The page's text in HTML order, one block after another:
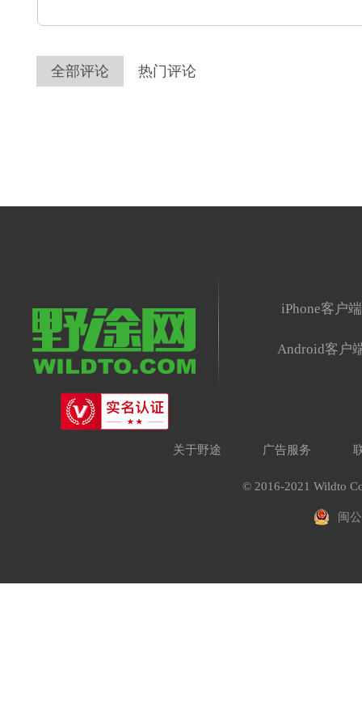
全部评论 热门评论
iPhone客户端
Android客户
关于野途 广告服务
© 2016-2021 Wildto
闽